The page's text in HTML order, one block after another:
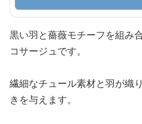
黒い羽と薔薇モチーフを組み
コサージュです。
繊細なチュール素材と羽が織
きを与えます。